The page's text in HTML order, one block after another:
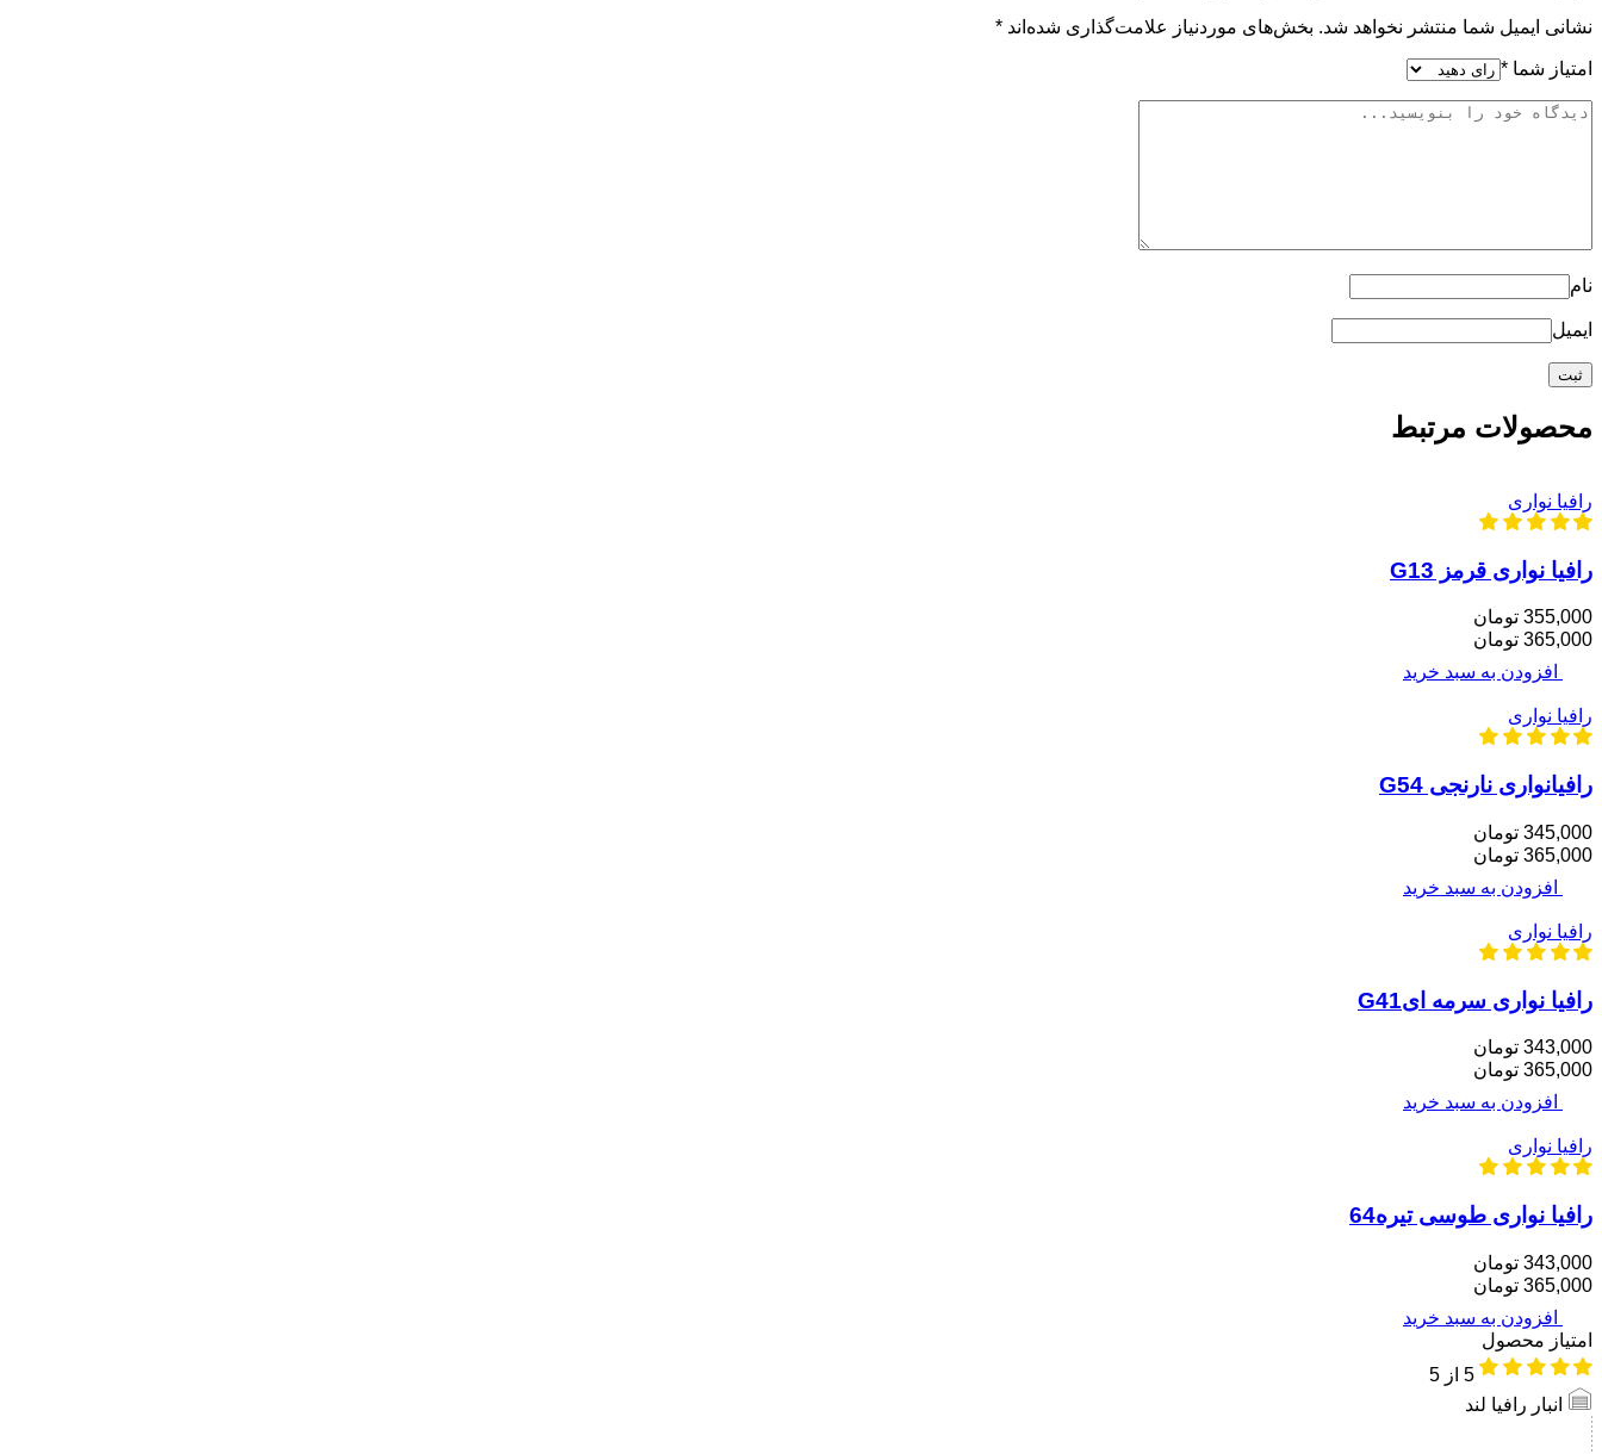
نشانی ایمیل شما منتشر نخواهد شد. بخش‌های موردنیاز علامت‌گذاری شده‌اند *
امتیاز شما *
نام
ایمیل
محصولات مرتبط
رافیا نواری
رافیا نواری قرمز G13
355,000 تومان
365,000 تومان
افزودن به سبد خرید
رافیا نواری
رافیانواری نارنجی G54
345,000 تومان
365,000 تومان
افزودن به سبد خرید
رافیا نواری
رافیا نواری سرمه ایG41
343,000 تومان
365,000 تومان
افزودن به سبد خرید
رافیا نواری
رافیا نواری طوسی تیره64
343,000 تومان
365,000 تومان
افزودن به سبد خرید
امتیاز محصول
5 از 5
انبار رافیا لند